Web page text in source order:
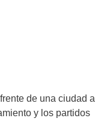
de una ciudad a
y los partidos